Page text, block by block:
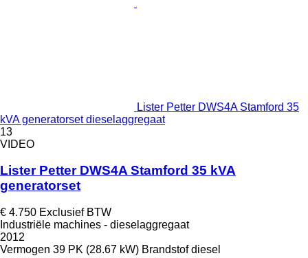
Lister Petter DWS4A Stamford 35
kVA generatorset dieselaggregaat
13
VIDEO
Lister Petter DWS4A Stamford 35 kVA
generatorset
€ 4.750 Exclusief BTW
Industriële machines - dieselaggregaat
2012
Vermogen 39 PK (28.67 kW) Brandstof diesel